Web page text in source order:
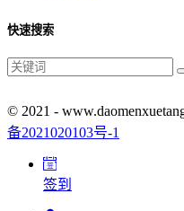
快速搜索
© 2021 -
备2021020103号-1
签到